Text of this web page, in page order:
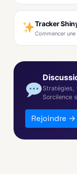
Tracker
Commencer
Stratégies,
Sorcilence
Rejoindre →